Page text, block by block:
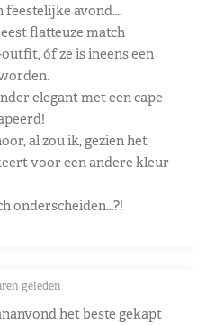
feestelijke avond….
flatteuze match
óf ze is ineens een
elegant met een cape
al zou ik, gezien het
voor een andere kleur
onderscheiden…?!
geleden
het beste gekapt